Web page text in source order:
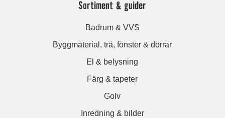
Sortiment & guider
Badrum & VVS
Byggmaterial, trä, fönster & dörrar
El & belysning
Färg & tapeter
Golv
Inredning & bilder